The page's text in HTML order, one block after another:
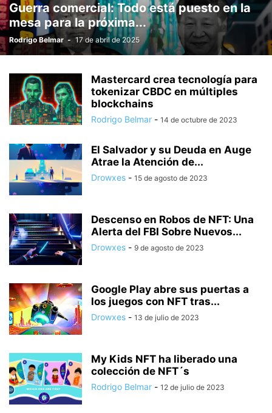
Guerra comercial: Todo está puesto en la
mesa para la próxima...
Rodrigo Belmar - 17 de abril de 2025
Mastercard crea tecnología para
tokenizar CBDC en múltiples
blockchains
Rodrigo Belmar - 14 de octubre de 2023
El Salvador y su Deuda en Auge
Atrae la Atención de...
Drowxes - 15 de agosto de 2023
Descenso en Robos de NFT: Una
Alerta del FBI Sobre Nuevos...
Drowxes - 9 de agosto de 2023
Google Play abre sus puertas a
los juegos con NFT tras...
Drowxes - 13 de julio de 2023
My Kids NFT ha liberado una
colección de NFT´s
Rodrigo Belmar - 12 de julio de 2023